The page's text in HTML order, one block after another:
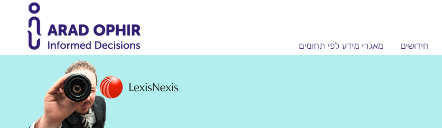
חידושים מאגרי מידע לפי תחומים